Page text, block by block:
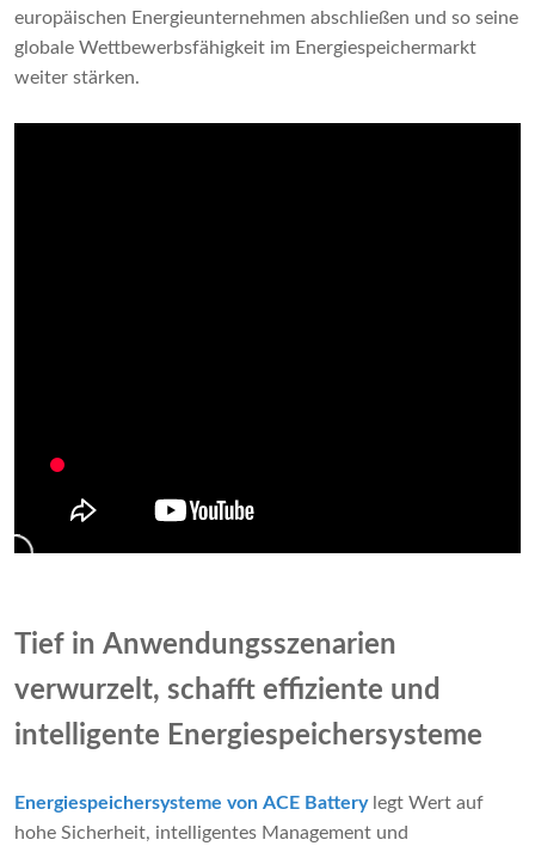
europäischen Energieunternehmen abschließen und so seine
globale Wettbewerbsfähigkeit im Energiespeichermarkt
weiter stärken.
Tief in Anwendungsszenarien
verwurzelt, schafft effiziente und
intelligente Energiespeichersysteme
Energiespeichersysteme von ACE Batterylegt Wert auf
hohe Sicherheit, intelligentes Management und